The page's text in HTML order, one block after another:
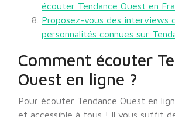
écouter Tendance Ouest en
Proposez-vous des interviews
personnalités connues sur
Comment écouter
Ouest en ligne ?
Pour écouter Tendance Ouest en
et accessible à tous ! Il vous suffit